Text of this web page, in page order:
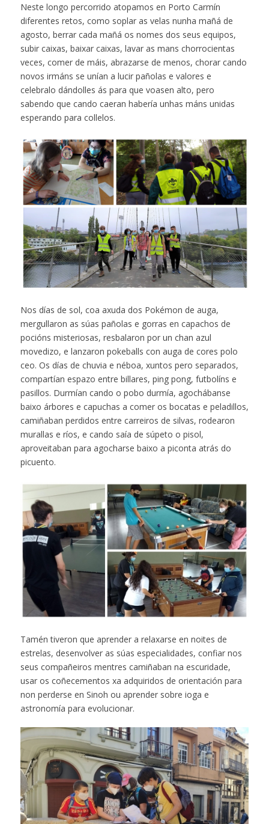
Neste longo percorrido atopamos en Porto Carmín
diferentes retos, como soplar as velas nunha mañá de
agosto, berrar cada mañá os nomes dos seus equipos,
subir caixas, baixar caixas, lavar as mans chorrocientas
veces, comer de máis, abrazarse de menos, chorar cando
novos irmáns se unían a lucir pañolas e valores e
celebralo dándolles ás para que voasen alto, pero
sabendo que cando caeran habería unhas máns unidas
esperando para collelos.
Nos días de sol, coa axuda dos Pokémon de auga,
mergullaron as súas pañolas e gorras en capachos de
pocións misteriosas, resbalaron por un chan azul
movedizo, e lanzaron pokeballs con auga de cores polo
ceo. Os días de chuvia e néboa, xuntos pero separados,
compartían espazo entre billares, ping pong, futbolíns e
pasillos. Durmían cando o pobo durmía, agochábanse
baixo árbores e capuchas a comer os bocatas e peladillos,
camiñaban perdidos entre carreiros de silvas, rodearon
murallas e ríos, e cando saía de súpeto o pisol,
aproveitaban para agocharse baixo a piconta atrás do
picuento.
Tamén tiveron que aprender a relaxarse en noites de
estrelas, desenvolver as súas especialidades, confiar nos
seus compañeiros mentres camiñaban na escuridade,
usar os coñecementos xa adquiridos de orientación para
non perderse en Sinoh ou aprender sobre ioga e
astronomía para evolucionar.